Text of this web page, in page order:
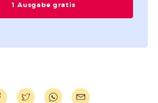
1 Ausgabe gratis